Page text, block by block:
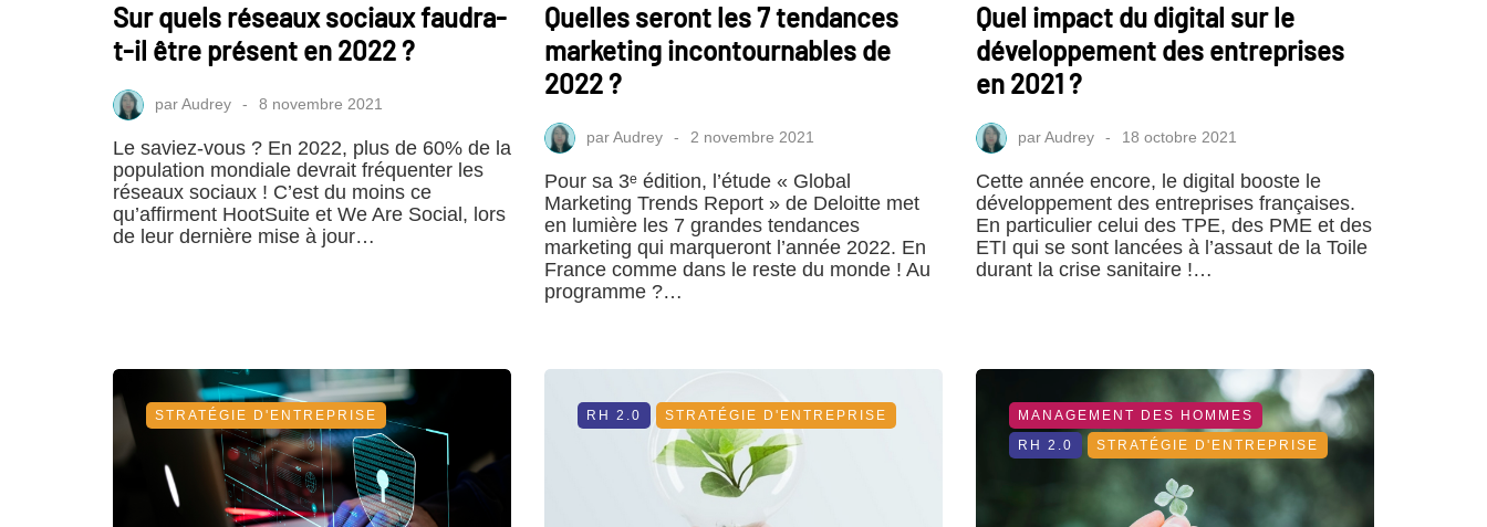
Sur quels réseaux sociaux faudra-
t-il être présent en 2022 ?
parAudrey 8 novembre 2021
Le saviez-vous ? En 2022, plus de 60% de la
population mondiale devrait fréquenter les
réseaux sociaux ! C’est du moins ce
qu’affirment HootSuite et We Are Social, lors
de leur dernière mise à jour…
Quelles seront les 7 tendances
marketing incontournables de
2022 ?
parAudrey 2 novembre 2021
Pour sa 3ᵉ édition, l’étude « Global
Marketing Trends Report » de Deloitte met
en lumière les 7 grandes tendances
marketing qui marqueront l’année 2022. En
France comme dans le reste du monde ! Au
programme ?…
Quel impact du digital sur le
développement des entreprises
en 2021 ?
parAudrey 18 octobre 2021
Cette année encore, le digital booste le
développement des entreprises françaises.
En particulier celui des TPE, des PME et des
ETI qui se sont lancées à l’assaut de la Toile
durant la crise sanitaire !…
STRATÉGIE D'ENTREPRISE RH 2.0 STRATÉGIE D'ENTREPRISE
MANAGEMENT DES HOMMES
RH 2.0
STRATÉGIE D'ENTREPRISE